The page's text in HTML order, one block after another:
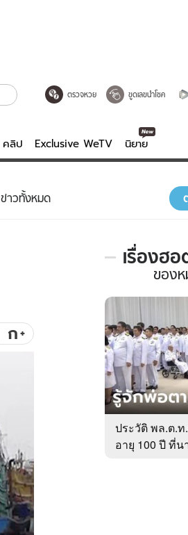
ตรวจหวย ขูดเลขนำโชค
คลิป Exclusive WeTV นิยาย
บันเทิงครบรส
ดูทีวี
ฮ
ข่าวทั้งหมด
ก+
เรื่องฮ
เรื่อง
ใน
สัปดาห์
ของ
หมวด
การเมือง
ของ
ประวัติ พล.ต.
อายุ 100 ปี ที่น